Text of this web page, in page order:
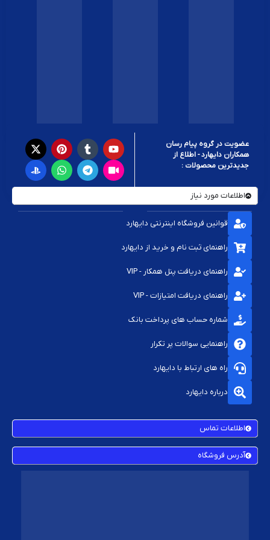
عضویت در گروه پیام رسان
همکاران دایهارد - اطلاع از
جدیدترین محصولات :
اطلاعات مورد نیاز
قوانین فروشگاه اینترنتی دایهارد
راهنمای ثبت نام و خرید از دایهارد
راهنمای دریافت پنل همکار - VIP
راهنمای دریافت امتیازات - VIP
شماره حساب های پرداخت بانک
راهنمایی سوالات پر تکرار
راه های ارتباط با دایهارد
درباره دایهارد
اطلاعات تماس
آدرس فروشگاه